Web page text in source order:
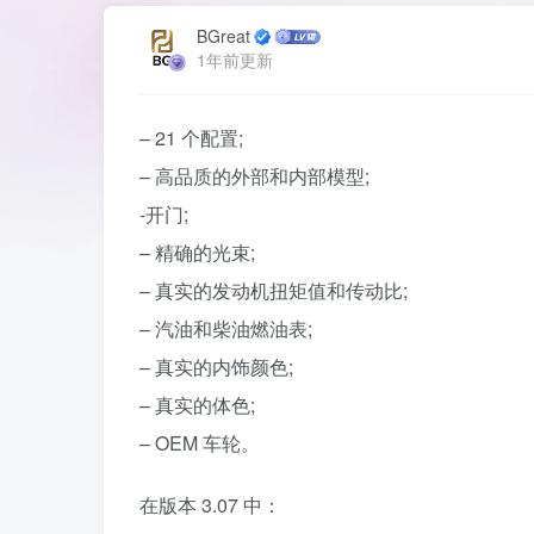
BGreat
1年前更新
– 21 个配置;
– 高品质的外部和内部模型;
-开门;
– 精确的光束;
– 真实的发动机扭矩值和传动比;
– 汽油和柴油燃油表;
– 真实的内饰颜色;
– 真实的体色;
– OEM 车轮。
在版本 3.07 中：